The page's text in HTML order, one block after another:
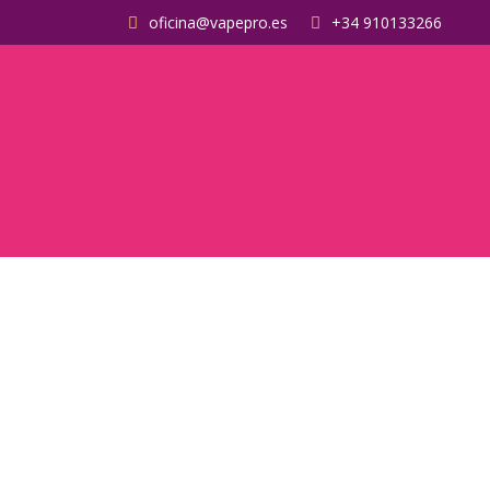
oficina@vapepro.es +34 910133266